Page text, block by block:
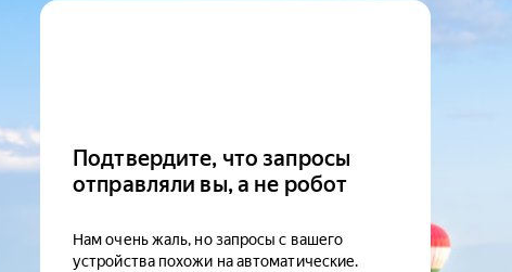
Подтвердите, что запросы
отправляли вы, а не робот
Нам очень жаль, но запросы с вашего
устройства похожи на автоматические.